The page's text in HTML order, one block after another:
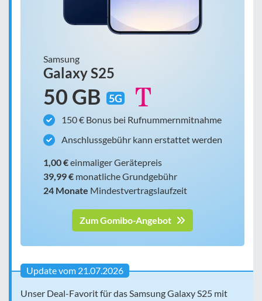
Samsung
Galaxy S25
50 GB 5G
150 € Bonus bei Rufnummernmitnahme
Anschlussgebühr kann erstattet werden
1,00 €einmaliger Gerätepreis
39,99 € monatliche Grundgebühr
24 Monate Mindestvertragslaufzeit
Zum Gomibo-Angebot
Update vom 21.07.2026
Unser Deal-Favorit für das Samsung Galaxy S25 mit